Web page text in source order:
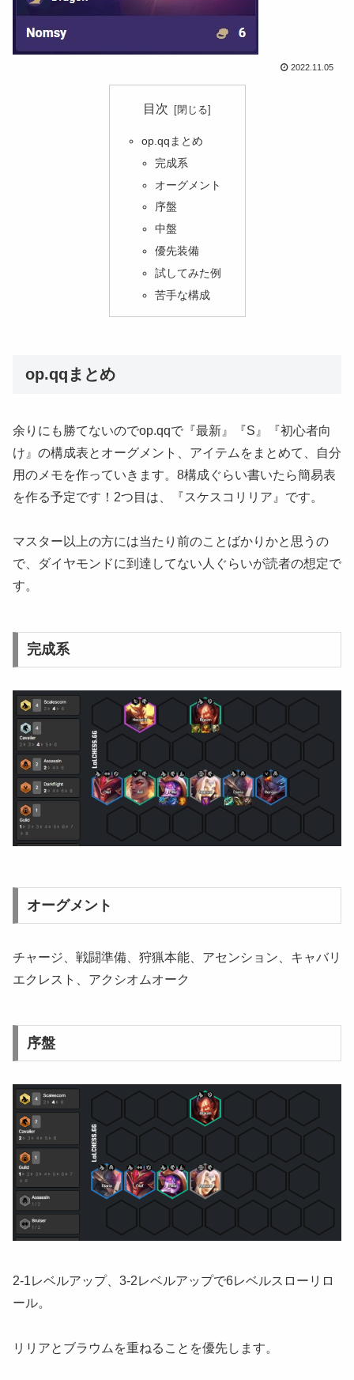
2022.11.05
目次
op.qqまとめ
完成系
オーグメント
序盤
中盤
優先装備
試してみた例
苦手な構成
op.qqまとめ
余りにも勝てないのでop.qqで『最新』『S』『初心者向
け』の構成表とオーグメント、アイテムをまとめて、自分
用のメモを作っていきます。8構成ぐらい書いたら簡易表
を作る予定です！2つ目は、『スケスコリリア』です。
マスター以上の方には当たり前のことばかりかと思うの
で、ダイヤモンドに到達してない人ぐらいが読者の想定で
す。
完成系
オーグメント
チャージ、戦闘準備、狩猟本能、アセンション、キャバリ
エクレスト、アクシオムオーク
序盤
2-1レベルアップ、3-2レベルアップで6レベルスローリロ
ール。
リリアとブラウムを重ねることを優先します。